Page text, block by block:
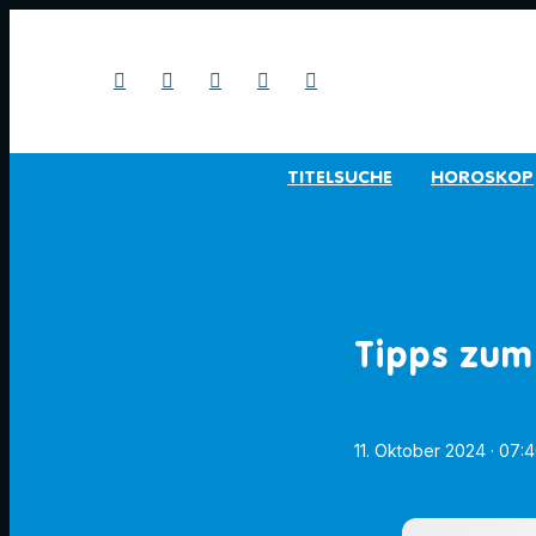
TITELSUCHE HOROSKOP
Tipps
11. Oktober 2024 ·